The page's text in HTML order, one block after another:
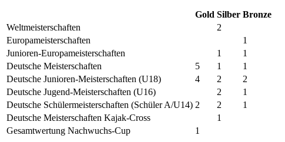
Gold Silber Bronze
Weltmeisterschaften
2
Europameisterschaften
1
Junioren-Europameisterschaften
1
1
Deutsche Meisterschaften
5 1
1
Deutsche Junioren-Meisterschaften (U18)
4 2
2
Deutsche Jugend-Meisterschaften (U16)
2
1
Deutsche Schülermeisterschaften (Schüler A/U14) 2 2
1
Deutsche Meisterschaften Kajak-Cross
1
Gesamtwertung Nachwuchs-Cup
1